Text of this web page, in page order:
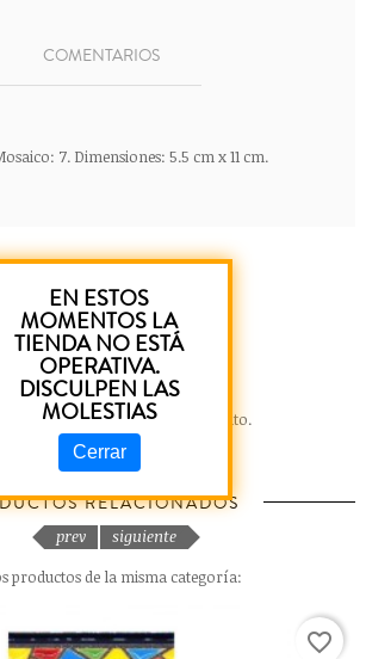
COMENTARIOS
7. Dimensiones: 5.5 cm x 11 cm.
de clientes en este momento.
RELACIONADOS
productos de la misma categoría:
favorite_border
prev siguiente
EN ESTOS
MOMENTOS LA
TIENDA NO ESTÁ
OPERATIVA.
DISCULPEN LAS
MOLESTIAS
Cerrar